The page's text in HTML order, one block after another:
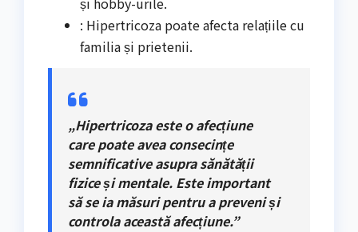
: Hipertricoza poate afecta relațiile cu
familia și prietenii.
„Hipertricoza este o afecțiune
care poate avea consecințe
semnificative asupra sănătății
fizice și mentale. Este important
să se ia măsuri pentru a preveni și
controla această afecțiune.”